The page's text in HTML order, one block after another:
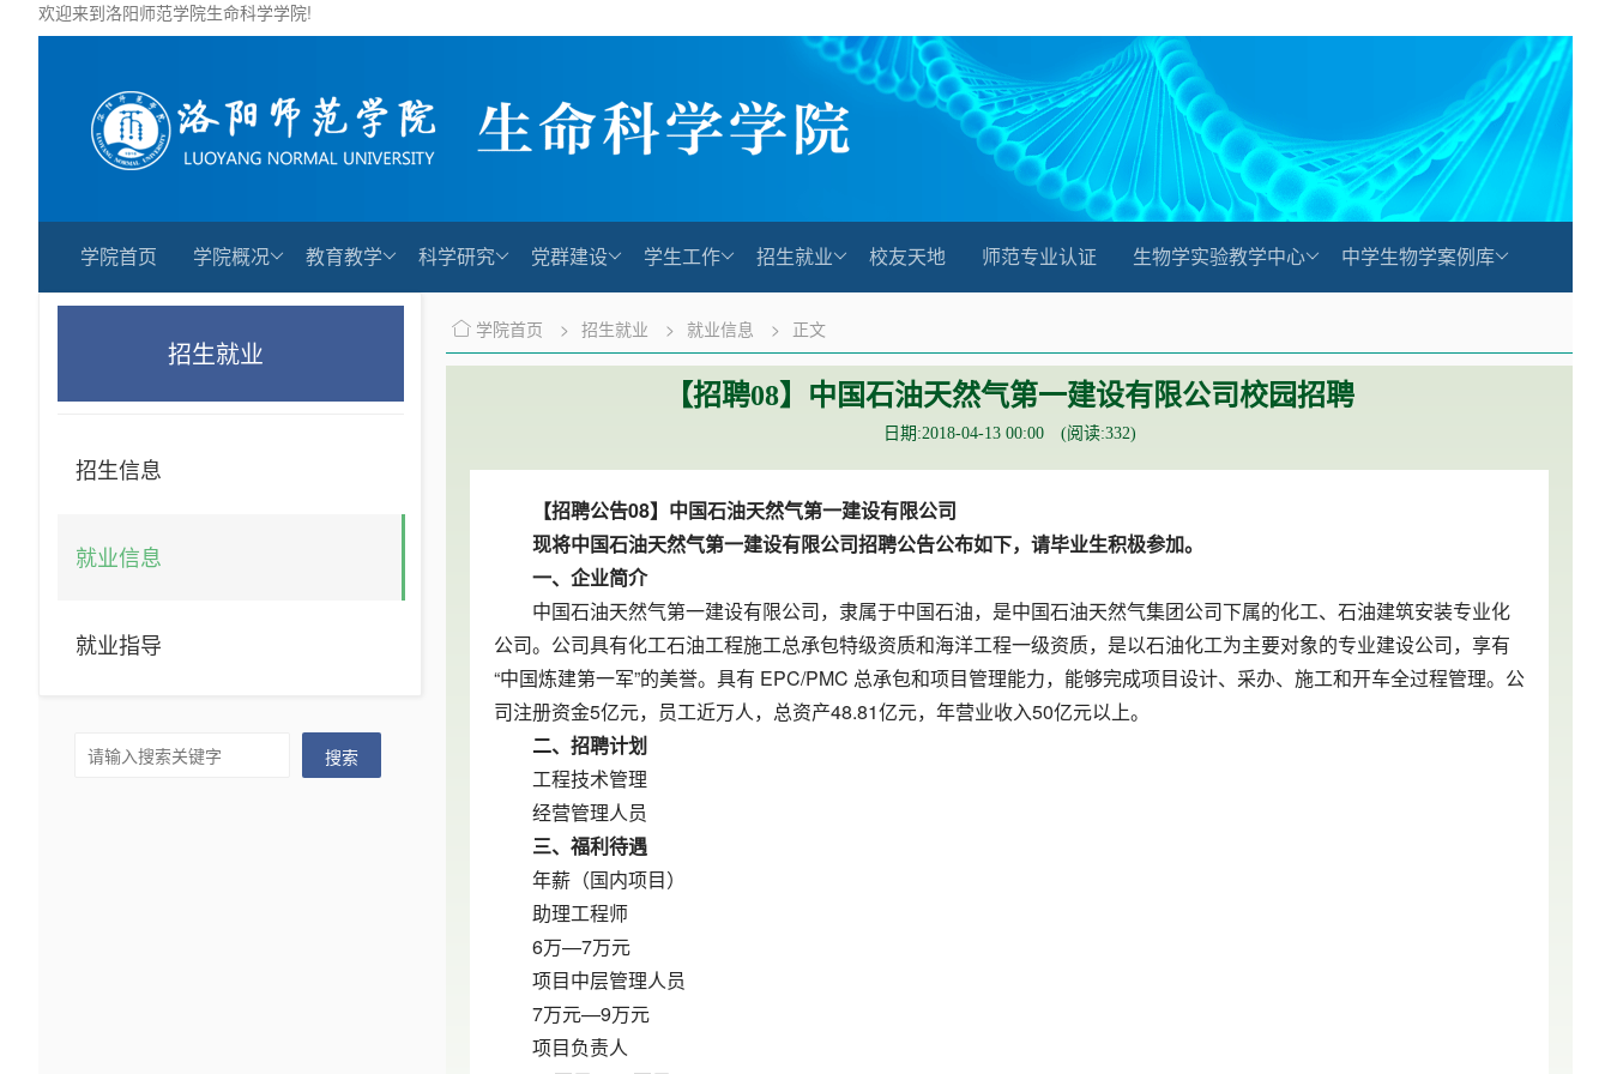
欢迎来到洛阳师范学院生命科学学院!
学院首页 学院概况 教育教学 科学研究 党群建设 学生工作 招生就业 校友天地 师范专业认证 生物学实验教学中心 中学生物学案例库
招生就业
招生信息
就业信息
就业指导
搜索
学院首页 > 招生就业 > 就业信息 > 正文
【招聘08】中国石油天然气第一建设有限公司校园招聘
日期:2018-04-13 00:00 (阅读:332)
【招聘公告08】中国石油天然气第一建设有限公司
现将中国石油天然气第一建设有限公司招聘公告公布如下，请毕业生积极参加。
一、企业简介
中国石油天然气第一建设有限公司，隶属于中国石油，是中国石油天然气集团公司下属的化工、石油建筑安装专业化
公司。公司具有化工石油工程施工总承包特级资质和海洋工程一级资质，是以石油化工为主要对象的专业建设公司，享有
“中国炼建第一军”的美誉。具有 EPC/PMC 总承包和项目管理能力，能够完成项目设计、采办、施工和开车全过程管理。公
司注册资金5亿元，员工近万人，总资产48.81亿元，年营业收入50亿元以上。
二、招聘计划
工程技术管理
经营管理人员
三、福利待遇
年薪（国内项目）
助理工程师
6万—7万元
项目中层管理人员
7万元—9万元
项目负责人